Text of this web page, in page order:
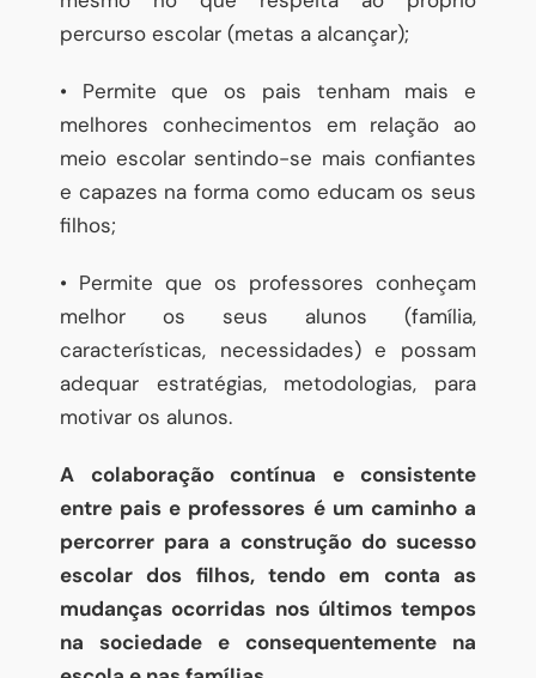
percurso escolar (metas a alcançar);
• Permite que os pais tenham mais e
melhores conhecimentos em relação ao
meio escolar sentindo-se mais confiantes
e capazes na forma como educam os seus
filhos;
• Permite que os professores conheçam
melhor os seus alunos (família,
características, necessidades) e possam
adequar estratégias, metodologias, para
motivar os alunos.
A colaboração contínua e consistente
entre pais e professores é um caminho a
percorrer para a construção do sucesso
escolar dos filhos, tendo em conta as
mudanças ocorridas nos últimos tempos
na sociedade e consequentemente na